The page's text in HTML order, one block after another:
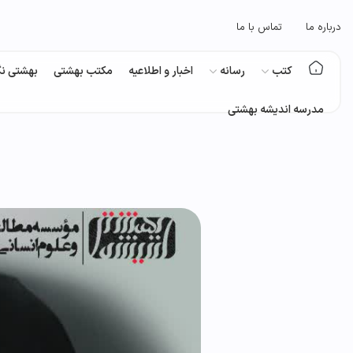
درباره ما تماس با ما
کتب رسانه اخبار و اطلاعیه مکتب بهشتی بهشتی
مدرسه اندیشه بهشتی